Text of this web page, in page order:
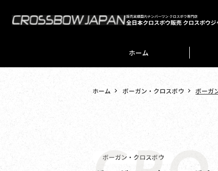
ホーム
ホーム ボーガン・クロスボウ ボーガ
ボーガン・クロスボウ